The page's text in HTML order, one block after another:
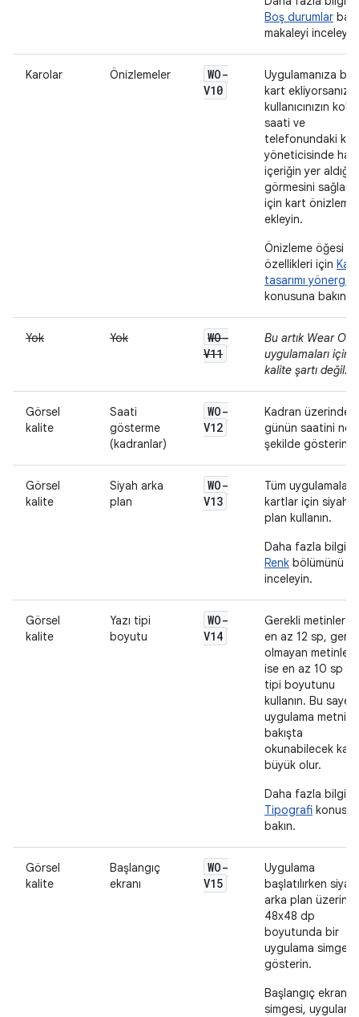
Boş durumlar
makaleyi inceleyin.
Karolar Önizlemeler
WO-
V10
Uygulamanıza bir
kart ekliyorsanız
kullanıcınızın kol
saati ve
telefonundaki
yöneticisinde
içeriğin yer aldığını
görmesini
için kart
ekleyin.
Önizleme öğesi
özellikleri için Kart
tasarımı
konusuna bakın.
Yok Yok
WO-
V11
Bu artık Wear OS
uygulamaları için
kalite şartı değil.
Görsel
kalite
Saati
gösterme
(kadranlar)
WO-
V12
Kadran üzerinde
günün saatini net
şekilde gösterin.
Görsel
kalite
Siyah arka
plan
WO-
V13
Tüm uygulamalar
kartlar için siyah
plan kullanın.
Daha fazla bilgi
Renk bölümünü
inceleyin.
Görsel
kalite
Yazı tipi
boyutu
WO-
V14
Gerekli metinler
en az 12 sp,
olmayan metinler
ise en az 10 sp
tipi boyutunu
kullanın. Bu
uygulama metni,
bakışta
okunabilecek
büyük olur.
Daha fazla bilgi
Tipografi
bakın.
Görsel
kalite
Başlangıç
ekranı
WO-
V15
Uygulama
başlatılırken siyah
arka plan
48x48 dp
boyutunda bir
uygulama simgesi
gösterin.
Başlangıç ekranı
simgesi, uygulama